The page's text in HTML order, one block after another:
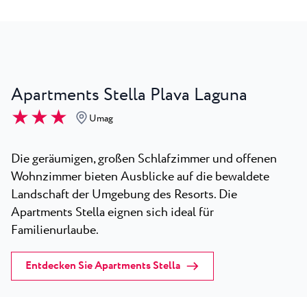
Apartments Stella Plava Laguna
★ ★ ★ Umag
Die geräumigen, großen Schlafzimmer und offenen
Wohnzimmer bieten Ausblicke auf die bewaldete
Landschaft der Umgebung des Resorts. Die
Apartments Stella eignen sich ideal für
Familienurlaube.
Entdecken Sie Apartments Stella